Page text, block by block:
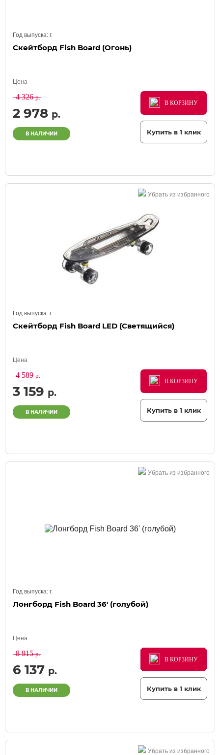
Год выпуска: г.
Скейтборд Fish Board (Огонь)
Цена
4 326р.
2 978 р.
В НАЛИЧИИ
В КОРЗИНУ
В КОРЗИНУ
В КОРЗИНУ
Купить в 1 клик
Убрать из избранного
Год выпуска: г.
Скейтборд Fish Board LED (Светящийся)
Цена
4 589р.
3 159 р.
В НАЛИЧИИ
В КОРЗИНУ
В КОРЗИНУ
В КОРЗИНУ
Купить в 1 клик
Убрать из избранного
Год выпуска: г.
Лонгборд Fish Board 36' (голубой)
Цена
8 915р.
6 137 р.
В НАЛИЧИИ
В КОРЗИНУ
В КОРЗИНУ
В КОРЗИНУ
Купить в 1 клик
Убрать из избранного